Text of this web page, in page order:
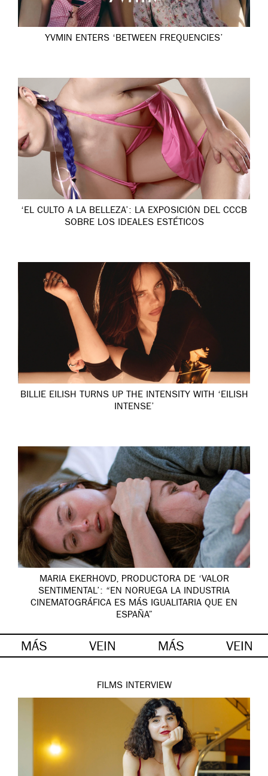
YVMIN ENTERS ‘BETWEEN FREQUENCIES’
‘EL CULTO A LA BELLEZA’: LA EXPOSICIÓN DEL CCCB
SOBRE LOS IDEALES ESTÉTICOS
BILLIE EILISH TURNS UP THE INTENSITY WITH ‘EILISH
INTENSE’
MARIA EKERHOVD, PRODUCTORA DE ‘VALOR
SENTIMENTAL’: “EN NORUEGA LA INDUSTRIA
CINEMATOGRÁFICA ES MÁS IGUALITARIA QUE EN
ESPAÑA”
MÁS VEIN MÁS VEIN
FILMS INTERVIEW